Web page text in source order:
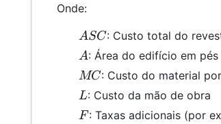
Onde:
ASC
ASC: Custo total do
A
A: Área do edifício em
MC
MC: Custo do material
L
L: Custo da mão de obra
F
F : Taxas adicionais (por